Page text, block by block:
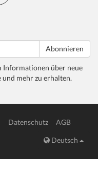
Abonnieren
Informationen über neue
und mehr zu erhalten.
Datenschutz
AGB
Deutsch